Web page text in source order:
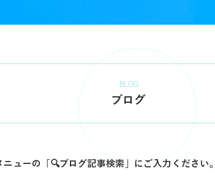
ブログ
BLOG
ューの「🔍ブログ記事検索」にご入力ください。